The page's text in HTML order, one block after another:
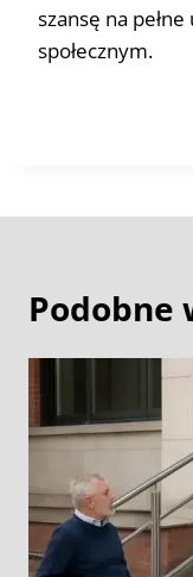
szansę na
społecznym.
Podobne